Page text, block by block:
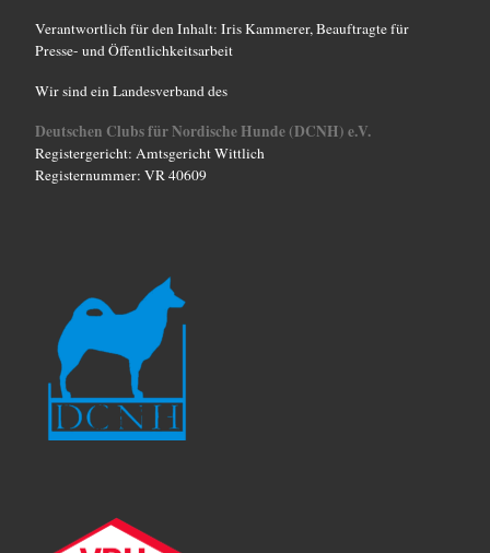
Verantwortlich für den Inhalt: Iris Kammerer, Beauftragte für
Presse- und Öffentlichkeitsarbeit
Wir sind ein Landesverband des
Deutschen Clubs für Nordische Hunde (DCNH) e.V.
Registergericht: Amtsgericht Wittlich
Registernummer: VR 40609